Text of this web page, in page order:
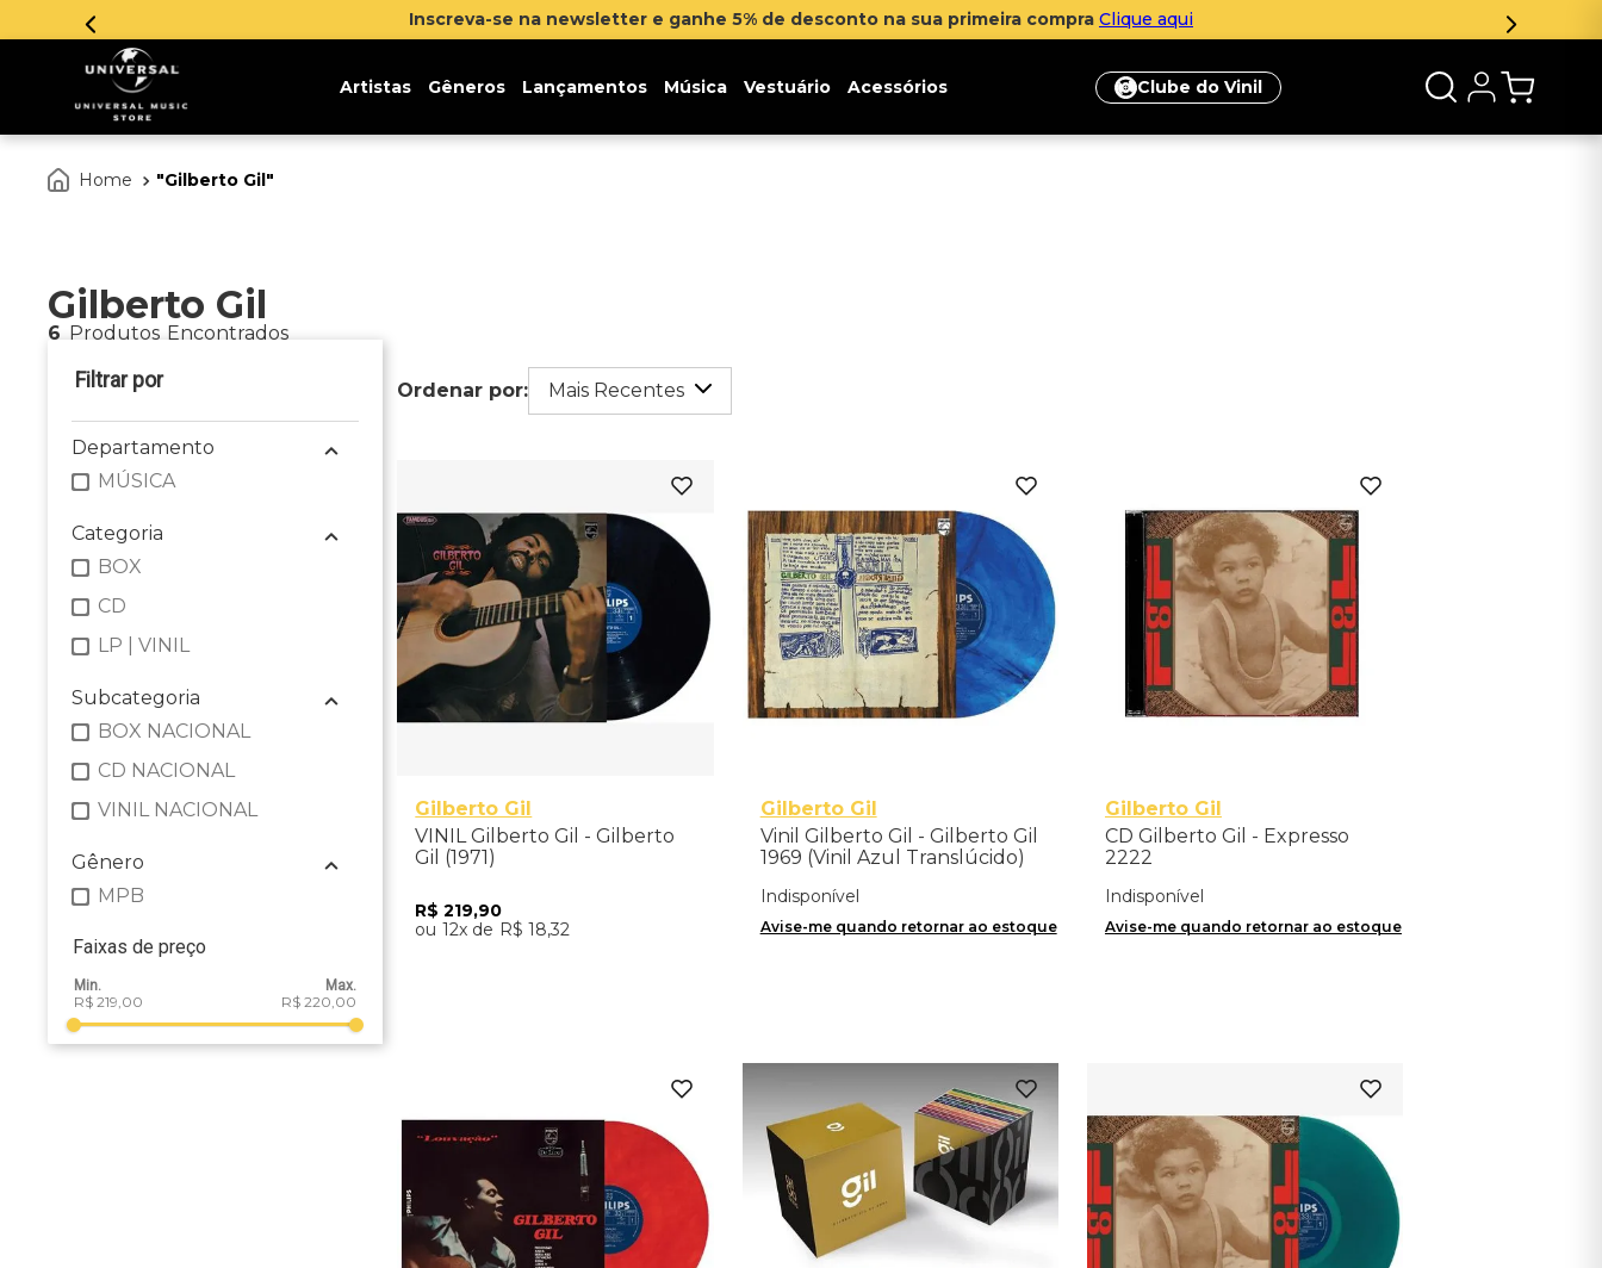
Inscreva-se na newsletter e ganhe 5% de desconto na sua primeira compra Clique aqui
Artistas Gêneros Lançamentos Música Vestuário Acessórios Clube do Vinil
Gilberto Gil
Gilberto Gil
6 Produtos
Departamento
MÚSICA
Categoria
BOX
CD
LP | VINIL
Subcategoria
BOX NACIONAL
CD NACIONAL
VINIL NACIONAL
Gênero
MPB
Faixas de preço
R$ 219,00 R$ 220,00
Mais Recentes
Gilberto Gil
VINIL Gilberto Gil - Gilberto
Gil (1971)
R$ 219,90
12
R$ 18,32
Gilberto Gil
Vinil Gilberto Gil - Gilberto Gil
1969 (Vinil Azul Translúcido)
Indisponível
Avise-me quando retornar ao estoque
Gilberto Gil
CD Gilberto Gil - Expresso
2222
Indisponível
Avise-me quando retornar ao estoque